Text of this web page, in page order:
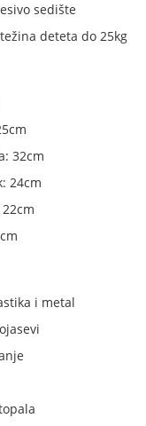
sedište
deteta do 25kg
32cm
24cm
i metal